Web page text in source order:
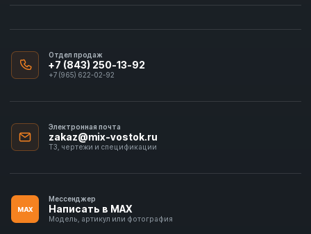
Отдел продаж
+7 (843) 250-13-92
+7 (965) 622-02-92
Электронная почта
zakaz@mix-vostok.ru
ТЗ, чертежи и спецификации
MAX
Мессенджер
Написать в MAX
Модель, артикул или фотография